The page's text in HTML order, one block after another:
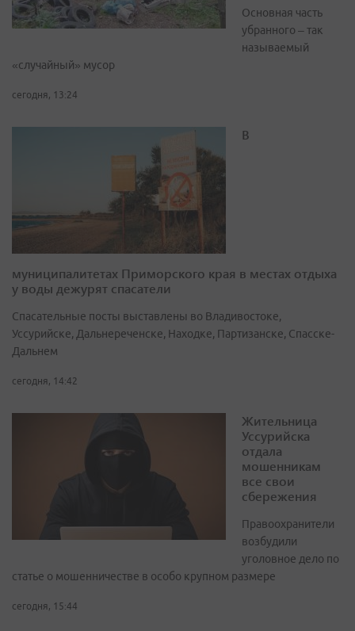
Основная часть
убранного – так
называемый
«случайный» мусор
сегодня, 13:24
В
муниципалитетах Приморского края в местах отдыха
у воды дежурят спасатели
Спасательные посты выставлены во Владивостоке,
Уссурийске, Дальнереченске, Находке, Партизанске, Спасске-
Дальнем
сегодня, 14:42
Жительница
Уссурийска
отдала
мошенникам
все свои
сбережения
Правоохранители
возбудили
уголовное дело по
статье о мошенничестве в особо крупном размере
сегодня, 15:44